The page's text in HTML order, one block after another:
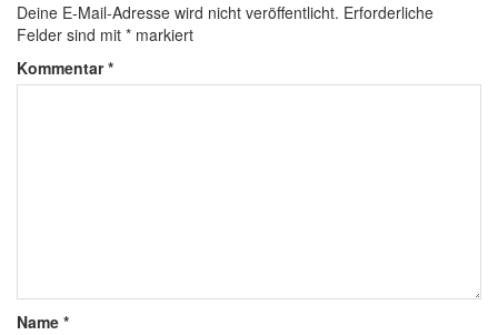
Deine E-Mail-Adresse wird nicht veröffentlicht. Erforderliche
Felder sind mit * markiert
Kommentar*
Name *